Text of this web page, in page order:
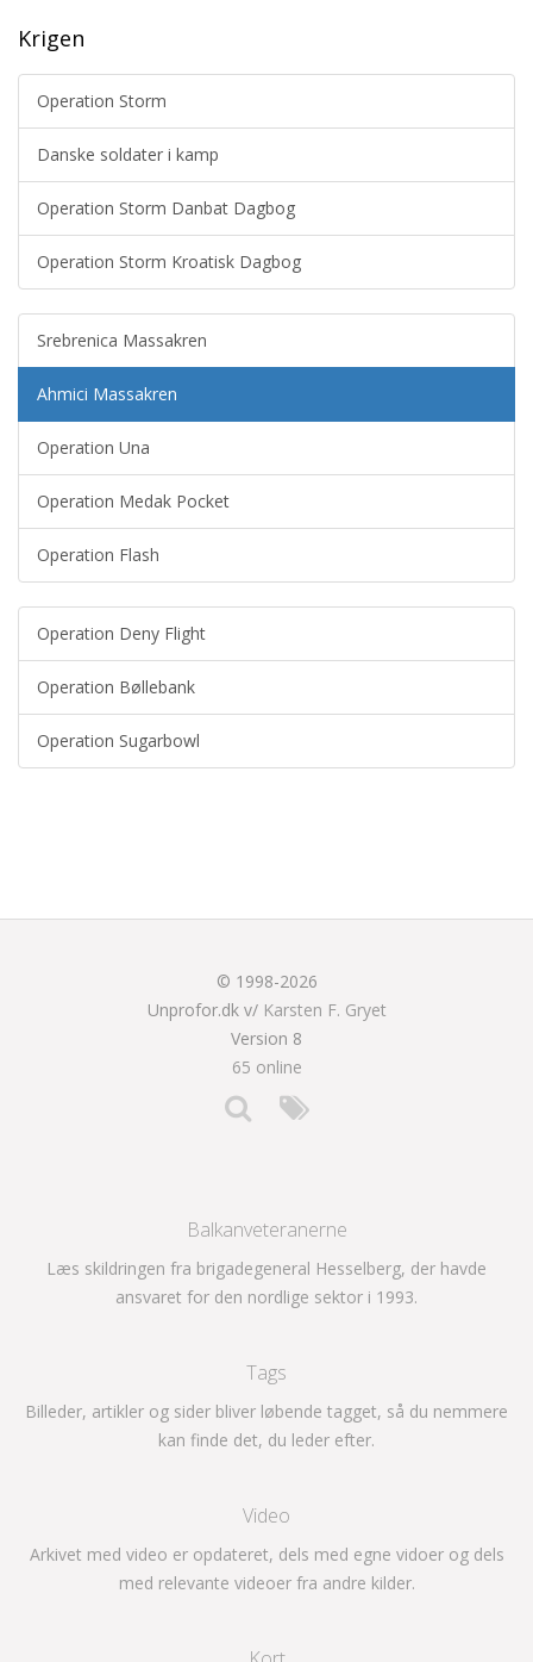
Krigen
Operation Storm
Danske soldater i kamp
Operation Storm Danbat Dagbog
Operation Storm Kroatisk Dagbog
Srebrenica Massakren
Ahmici Massakren
Operation Una
Operation Medak Pocket
Operation Flash
Operation Deny Flight
Operation Bøllebank
Operation Sugarbowl
© 1998-2026
Unprofor.dk v/ Karsten F. Gryet
Version 8
65 online
Balkanveteranerne
Læs skildringen fra brigadegeneral Hesselberg, der havde
ansvaret for den nordlige sektor i 1993.
Tags
Billeder, artikler og sider bliver løbende tagget, så du nemmere
kan finde det, du leder efter.
Video
Arkivet med video er opdateret, dels med egne vidoer og dels
med relevante videoer fra andre kilder.